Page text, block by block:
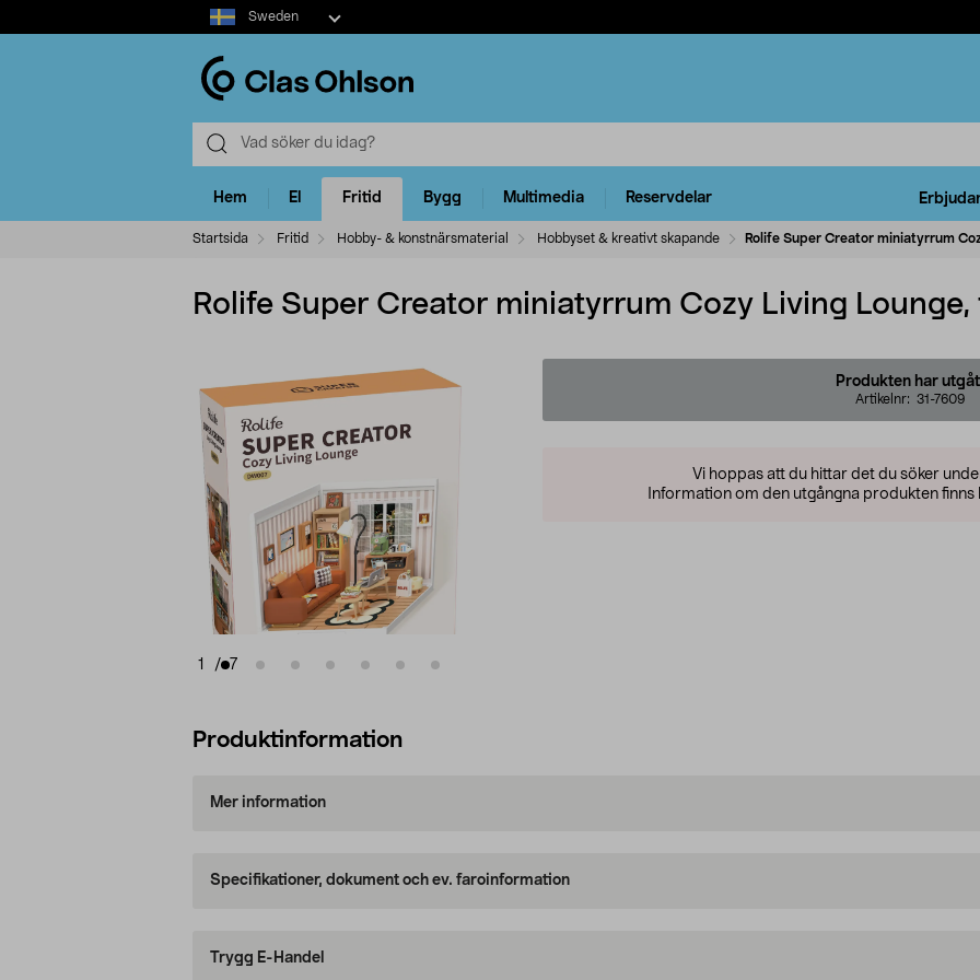
Select
market
Sweden
Hem El Fritid Bygg Multimedia Reservdelar
Startsida Fritid Hobby- & konstnärsmaterial Hobbyset & kreativt skapande Rolife Super Creator miniatyrrum
Rolife Super Creator miniatyrrum Cozy Living Lounge,
1 / 7
Produkten har
Artikelnr: 31-7609
Vi hoppas att du hittar det du söker
Information om den utgångna produkten finns
Produktinformation
Mer information
Specifikationer, dokument och ev. faroinformation
Trygg E-Handel